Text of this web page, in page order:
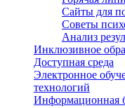
Сайты для
Советы
Анализ
Инклюзивное
Доступная среда
Электронное
технологий
Информационная